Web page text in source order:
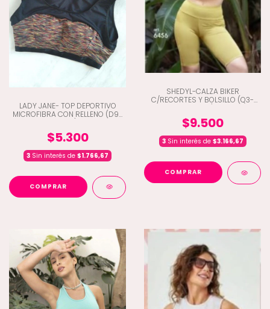
LADY JANE- TOP DEPORTIVO
MICROFIBRA CON RELLENO (D9-
$5.300
3 Sin interés de $1.766,67
COMPRAR
SHEDYL-CALZA BIKER
C/RECORTES Y BOLSILLO (Q3-
$9.500
3Sin interés de $3.166,67
COMPRAR